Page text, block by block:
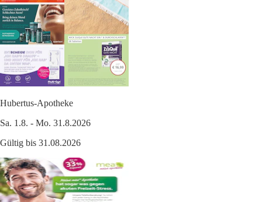
Hubertus-Apotheke
Sa. 1.8. - Mo. 31.8.2026
Gültig bis 31.08.2026